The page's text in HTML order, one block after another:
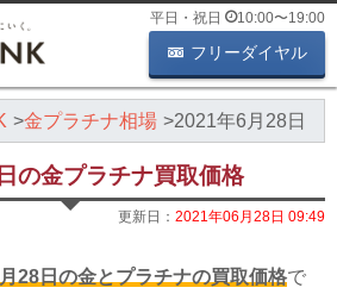
平日・祝日 10:00〜19:00
フリーダイヤル
金プラチナ相場 2021年6月28日
の金プラチナ買取価格
更新日： 2021年06月28日 09:49
28日の金とプラチナの買取価格で